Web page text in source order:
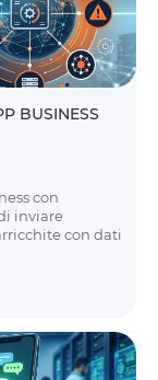
BUSINESS
con
inviare
con dati